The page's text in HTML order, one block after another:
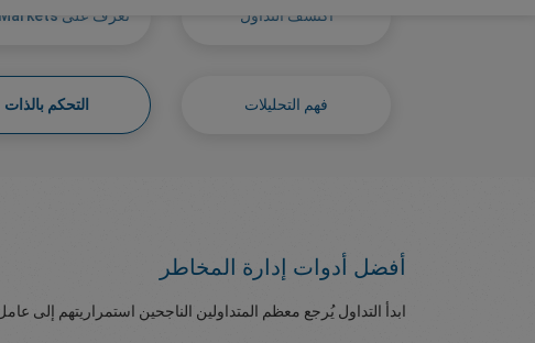
اكتشف التداول تعرف على easyMarkets
فهم التحليلات التحكم بالذات
أفضل أدوات إدارة المخاطر
ابدأ التداول يُرجع معظم المتداولين الناجحين استمراريتهم إلى